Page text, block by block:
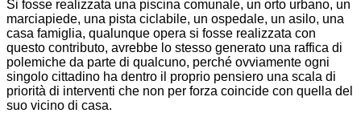
Si fosse realizzata una piscina comunale, un orto urbano, un
marciapiede, una pista ciclabile, un ospedale, un asilo, una
casa famiglia, qualunque opera si fosse realizzata con
questo contributo, avrebbe lo stesso generato una raffica di
polemiche da parte di qualcuno, perché ovviamente ogni
singolo cittadino ha dentro il proprio pensiero una scala di
priorità di interventi che non per forza coincide con quella del
suo vicino di casa.